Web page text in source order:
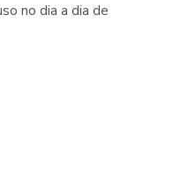
no dia a dia de